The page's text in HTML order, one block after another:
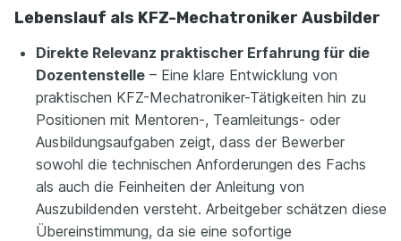
Lebenslauf als KFZ-Mechatroniker Ausbilder
Direkte Relevanz praktischer Erfahrung für die
Dozentenstelle – Eine klare Entwicklung von
praktischen KFZ-Mechatroniker-Tätigkeiten hin zu
Positionen mit Mentoren-, Teamleitungs- oder
Ausbildungsaufgaben zeigt, dass der Bewerber
sowohl die technischen Anforderungen des Fachs
als auch die Feinheiten der Anleitung von
Auszubildenden versteht. Arbeitgeber schätzen diese
Übereinstimmung, da sie eine sofortige